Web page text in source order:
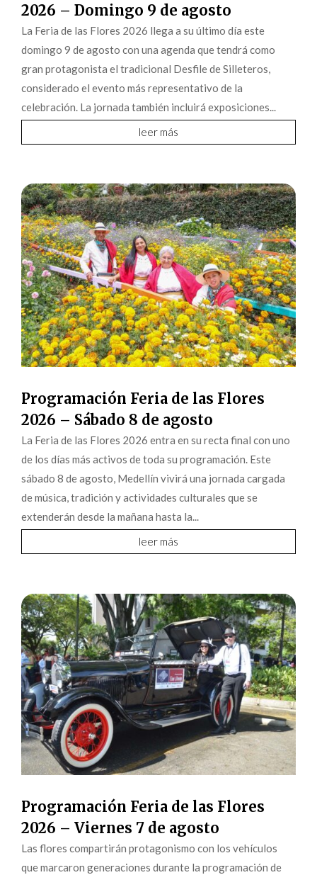
2026 – Domingo 9 de agosto
La Feria de las Flores 2026 llega a su último día este
domingo 9 de agosto con una agenda que tendrá como
gran protagonista el tradicional Desfile de Silleteros,
considerado el evento más representativo de la
celebración. La jornada también incluirá exposiciones...
leer más
Programación Feria de las Flores
2026 – Sábado 8 de agosto
La Feria de las Flores 2026 entra en su recta final con uno
de los días más activos de toda su programación. Este
sábado 8 de agosto, Medellín vivirá una jornada cargada
de música, tradición y actividades culturales que se
extenderán desde la mañana hasta la...
leer más
Programación Feria de las Flores
2026 – Viernes 7 de agosto
Las flores compartirán protagonismo con los vehículos
que marcaron generaciones durante la programación de